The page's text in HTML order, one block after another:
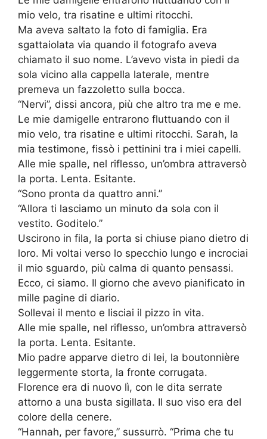
mio velo, tra risatine e ultimi ritocchi.
Ma aveva saltato la foto di famiglia. Era
sgattaiolata via quando il fotografo aveva
chiamato il suo nome. L’avevo vista in piedi da
sola vicino alla cappella laterale, mentre
premeva un fazzoletto sulla bocca.
“Nervi”, dissi ancora, più che altro tra me e me.
Le mie damigelle entrarono fluttuando con il
mio velo, tra risatine e ultimi ritocchi. Sarah, la
mia testimone, fissò i pettinini tra i miei capelli.
Alle mie spalle, nel riflesso, un’ombra attraversò
la porta. Lenta. Esitante.
“Sono pronta da quattro anni.”
“Allora ti lasciamo un minuto da sola con il
vestito. Goditelo.”
Uscirono in fila, la porta si chiuse piano dietro di
loro. Mi voltai verso lo specchio lungo e incrociai
il mio sguardo, più calma di quanto pensassi.
Ecco, ci siamo. Il giorno che avevo pianificato in
mille pagine di diario.
Sollevai il mento e lisciai il pizzo in vita.
Alle mie spalle, nel riflesso, un’ombra attraversò
la porta. Lenta. Esitante.
Mio padre apparve dietro di lei, la boutonnière
leggermente storta, la fronte corrugata.
Florence era di nuovo lì, con le dita serrate
attorno a una busta sigillata. Il suo viso era del
colore della cenere.
“Hannah, per favore,” sussurrò. “Prima che tu